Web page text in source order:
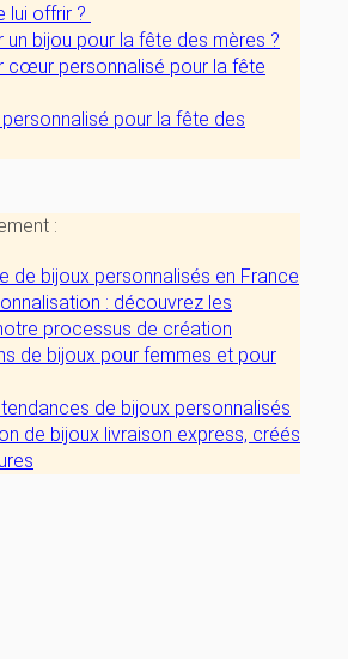
lui offrir ?
un bijou pour la fête des mères ?
cœur personnalisé pour la fête
personnalisé pour la fête des
:
de bijoux personnalisés en France
: découvrez les
processus de création
de bijoux pour femmes et pour
de bijoux personnalisés
de bijoux livraison express, créés